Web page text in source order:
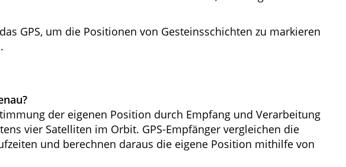
GPS, um die Positionen von Gesteinsschichten zu markieren
der eigenen Position durch Empfang und Verarbeitung
vier Satelliten im Orbit. GPS-Empfänger vergleichen die
und berechnen daraus die eigene Position mithilfe von